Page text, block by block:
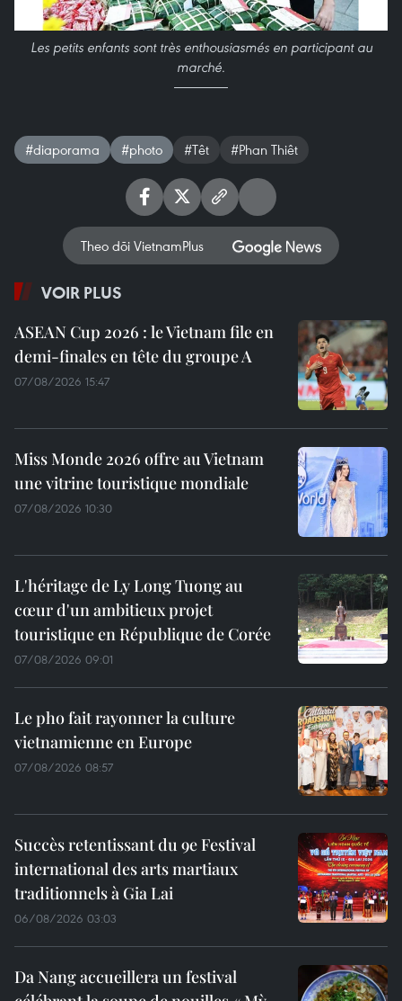
Les petits enfants sont très enthousiasmés en participant au
marché.
#diaporama #photo #Têt #Phan Thiêt
Theo dõi VietnamPlus
VOIR PLUS
ASEAN Cup 2026 : le Vietnam file en
demi-finales en tête du groupe A
07/08/2026 15:47
Miss Monde 2026 offre au Vietnam
une vitrine touristique mondiale
07/08/2026 10:30
L'héritage de Ly Long Tuong au
cœur d'un ambitieux projet
touristique en République de Corée
07/08/2026 09:01
Le pho fait rayonner la culture
vietnamienne en Europe
07/08/2026 08:57
Succès retentissant du 9e Festival
international des arts martiaux
traditionnels à Gia Lai
06/08/2026 03:03
Da Nang accueillera un festival